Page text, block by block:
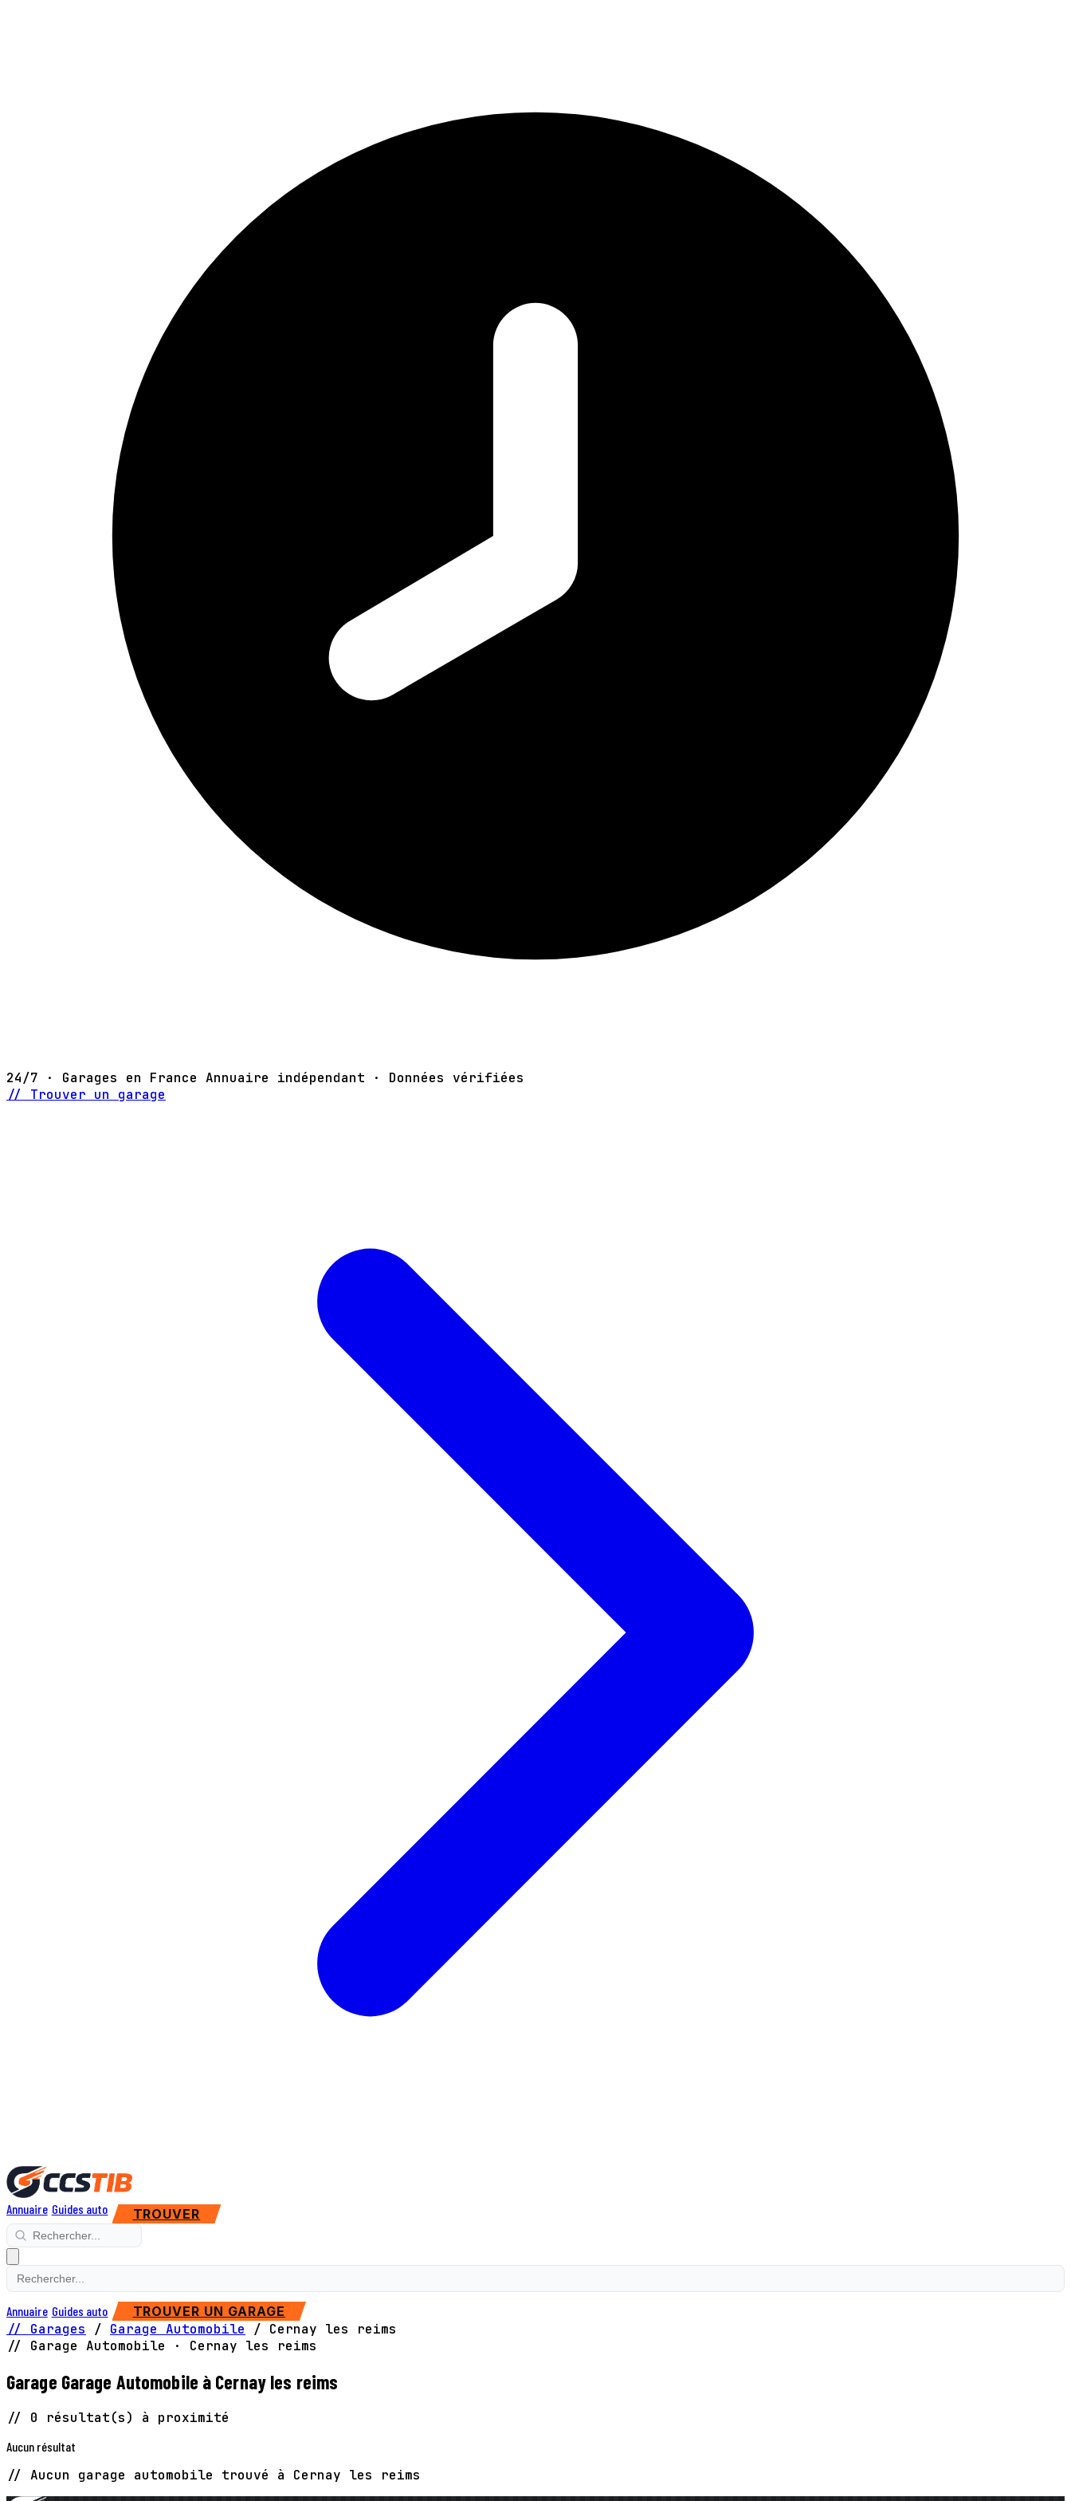
24/7 · Garages en France Annuaire indépendant · Données vérifiées
// Trouver un garage
Annuaire Guides auto TROUVER
Annuaire Guides auto TROUVER UN GARAGE
// Garages / Garage Automobile / Cernay les reims
// Garage Automobile · Cernay les reims
Garage Garage Automobile à Cernay les reims
// 0 résultat(s) à proximité
Aucun résultat
// Aucun garage automobile trouvé à Cernay les reims